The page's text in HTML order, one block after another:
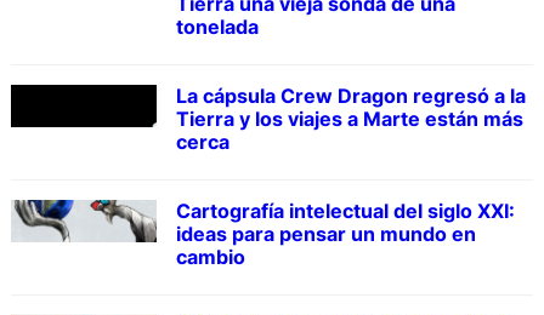
tonelada
La cápsula Crew Dragon regresó a la
Tierra y los viajes a Marte están más
cerca
Cartografía intelectual del siglo XXI:
ideas para pensar un mundo en
cambio